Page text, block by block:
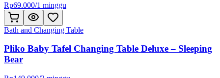
Rp69.000/1 minggu
Bath and Changing Table
Pliko Baby Tafel Changing Table Deluxe – Sleeping
Bear